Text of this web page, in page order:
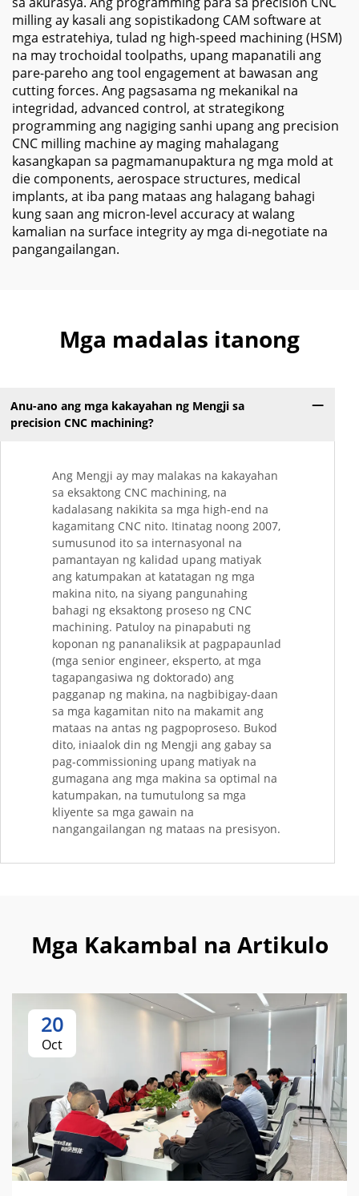
milling ay kasali ang sopistikadong CAM software at
mga estratehiya, tulad ng high-speed machining (HSM)
na may trochoidal toolpaths, upang mapanatili ang
pare-pareho ang tool engagement at bawasan ang
cutting forces. Ang pagsasama ng mekanikal na
integridad, advanced control, at strategikong
programming ang nagiging sanhi upang ang precision
CNC milling machine ay maging mahalagang
kasangkapan sa pagmamanupaktura ng mga mold at
die components, aerospace structures, medical
implants, at iba pang mataas ang halagang bahagi
kung saan ang micron-level accuracy at walang
kamalian na surface integrity ay mga di-negotiate na
pangangailangan.
Mga madalas itanong
Anu-ano ang mga kakayahan ng Mengji sa
precision CNC machining?
Ang Mengji ay may malakas na kakayahan
sa eksaktong CNC machining, na
kadalasang nakikita sa mga high-end na
kagamitang CNC nito. Itinatag noong 2007,
sumusunod ito sa internasyonal na
pamantayan ng kalidad upang matiyak
ang katumpakan at katatagan ng mga
makina nito, na siyang pangunahing
bahagi ng eksaktong proseso ng CNC
machining. Patuloy na pinapabuti ng
koponan ng pananaliksik at pagpapaunlad
(mga senior engineer, eksperto, at mga
tagapangasiwa ng doktorado) ang
pagganap ng makina, na nagbibigay-daan
sa mga kagamitan nito na makamit ang
mataas na antas ng pagpoproseso. Bukod
dito, iniaalok din ng Mengji ang gabay sa
pag-commissioning upang matiyak na
gumagana ang mga makina sa optimal na
katumpakan, na tumutulong sa mga
kliyente sa mga gawain na
nangangailangan ng mataas na presisyon.
Mga Kakambal na Artikulo
20
Oct